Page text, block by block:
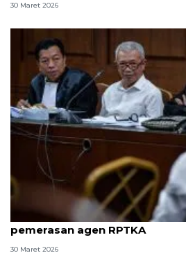
30 Maret 2026
8 ASN Kemenaker hadapi
pemerasan agen RPTKA
30 Maret 2026